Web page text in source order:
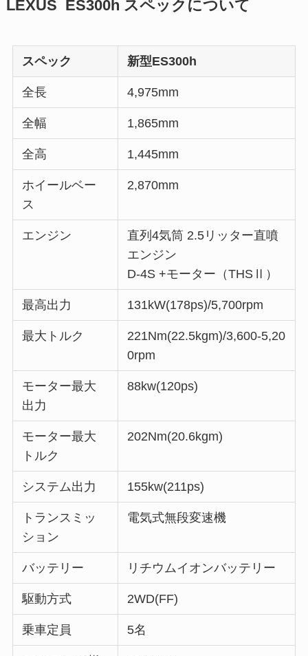
LEXUS ES300h スペックについて
スペック 新型ES300h
全長 4,975mm
全幅 1,865mm
全高 1,445mm
ホイールベー
ス
2,870mm
エンジン
直列4気筒 2.5リッター直噴
エンジン
D-4S +モーター（THSⅡ）
最高出力 131kW(178ps)/5,700rpm
最大トルク
221Nm(22.5kgm)/3,600-5,20
0rpm
モーター最大
出力
88kw(120ps)
モーター最大
トルク
202Nm(20.6kgm)
システム出力 155kw(211ps)
トランスミッ
ション
電気式無段変速機
バッテリー リチウムイオンバッテリー
駆動方式 2WD(FF)
乗車定員 5名